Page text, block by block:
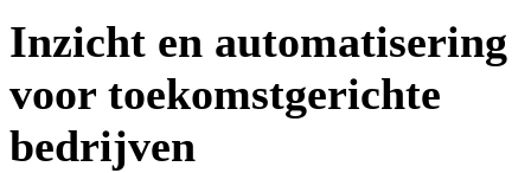
Inzicht en automatisering
voor toekomstgerichte
bedrijven